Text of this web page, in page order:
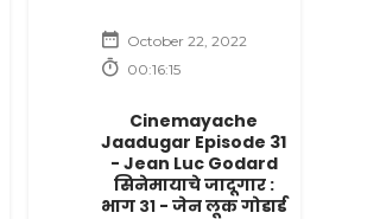
October 22, 2022
00:16:15
Cinemayache
Jaadugar Episode 31
- Jean Luc Godard
सिनेमायाचे जादूगार :
भाग ३१ - जेन लूक गोडार्ड